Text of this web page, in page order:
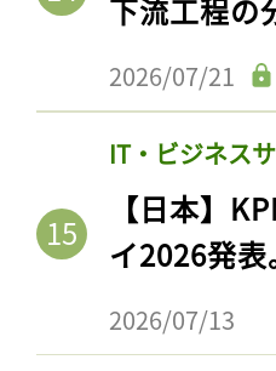
下流工程の
2026/07/21
IT・ビジネス
【日本】
イ2026発
2026/07/13